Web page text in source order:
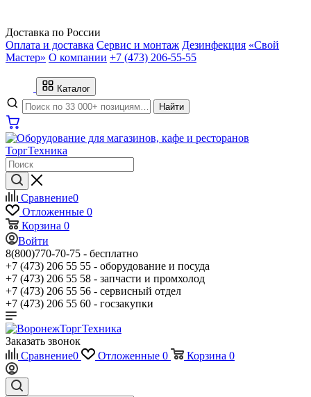
Доставка по России
Оплата и доставка Сервис и монтаж Дезинфекция «Свой
Мастер» О компании +7 (473) 206-55-55
Каталог
Найти
Сравнение0
Отложенные 0
Корзина 0
Войти
8(800)770-70-75 - бесплатно
+7 (473) 206 55 55 - оборудование и посуда
+7 (473) 206 55 58 - запчасти и промхолод
+7 (473) 206 55 56 - сервисный отдел
+7 (473) 206 55 60 - госзакупки
Заказать звонок
Сравнение0 Отложенные 0 Корзина 0